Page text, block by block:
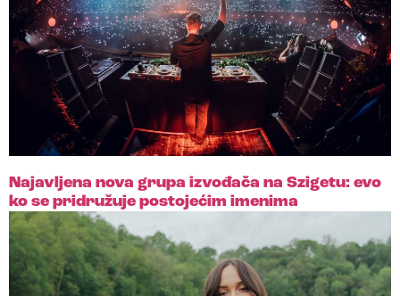
Najavljena nova grupa izvođača na Szigetu: evo
ko se pridružuje postojećim imenima